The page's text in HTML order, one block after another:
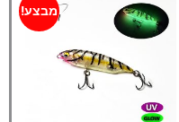
מבצע!